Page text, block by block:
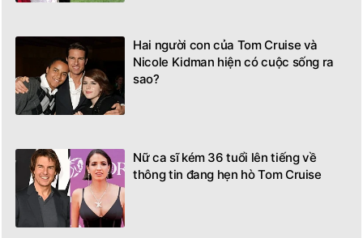
Hai người con của Tom Cruise và
Nicole Kidman hiện có cuộc sống ra
sao?
Nữ ca sĩ kém 36 tuổi lên tiếng về
thông tin đang hẹn hò Tom Cruise